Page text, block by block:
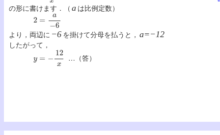
の形に書けます．（ a は比例定数）
2= a− 6
より，両辺に −6 を掛けて分母を払うと， a=−12
したがって，
x …（答）